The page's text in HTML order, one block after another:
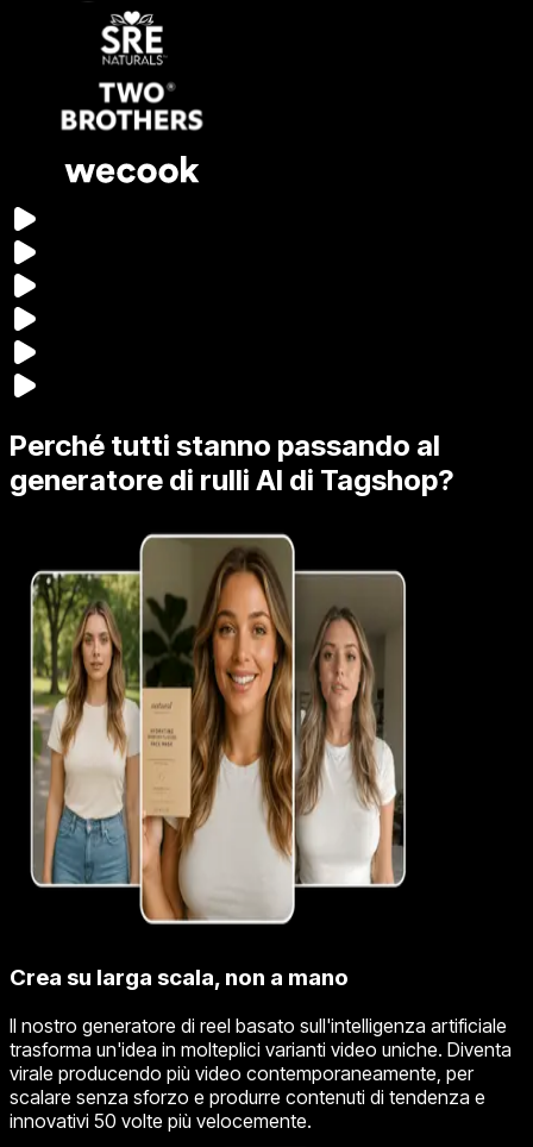
Perché tutti stanno passando al
generatore di rulli AI di Tagshop?
Crea su larga scala, non a mano
Il nostro generatore di reel basato sull'intelligenza artificiale
trasforma un'idea in molteplici varianti video uniche. Diventa
virale producendo più video contemporaneamente, per
scalare senza sforzo e produrre contenuti di tendenza e
innovativi 50 volte più velocemente.